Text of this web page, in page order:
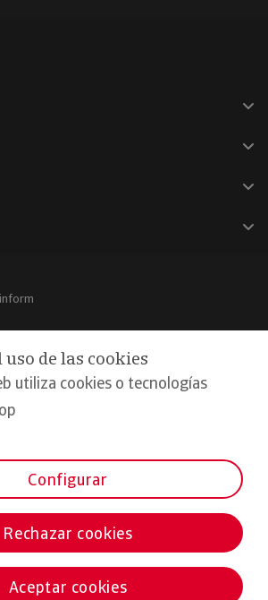
uso de las cookies
utiliza cookies o tecnologías
Configurar
Rechazar cookies
Aceptar cookies